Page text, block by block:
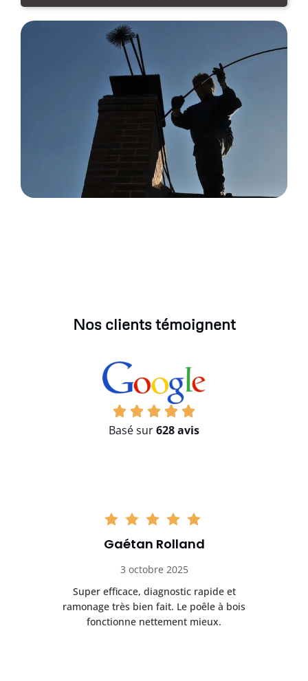
Nos clients témoignent
Basé sur628 avis
Gaétan Rolland
3 octobre 2025
Super efficace, diagnostic rapide et
ramonage très bien fait. Le poêle à bois
fonctionne nettement mieux.